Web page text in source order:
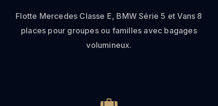
Flotte Mercedes Classe E, BMW Série 5 et Vans 8
places pour groupes ou familles avec bagages
volumineux.